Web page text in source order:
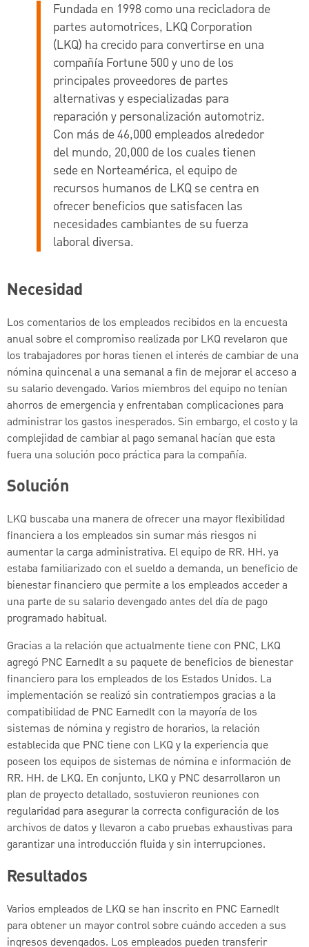
Fundada en 1998 como una recicladora de
partes automotrices, LKQ Corporation
(LKQ) ha crecido para convertirse en una
compañía Fortune 500 y uno de los
principales proveedores de partes
alternativas y especializadas para
reparación y personalización automotriz.
Con más de 46,000 empleados alrededor
del mundo, 20,000 de los cuales tienen
sede en Norteamérica, el equipo de
recursos humanos de LKQ se centra en
ofrecer beneficios que satisfacen las
necesidades cambiantes de su fuerza
laboral diversa.
Necesidad
Los comentarios de los empleados recibidos en la encuesta
anual sobre el compromiso realizada por LKQ revelaron que
los trabajadores por horas tienen el interés de cambiar de una
nómina quincenal a una semanal a fin de mejorar el acceso a
su salario devengado. Varios miembros del equipo no tenían
ahorros de emergencia y enfrentaban complicaciones para
administrar los gastos inesperados. Sin embargo, el costo y la
complejidad de cambiar al pago semanal hacían que esta
fuera una solución poco práctica para la compañía.
Solución
LKQ buscaba una manera de ofrecer una mayor flexibilidad
financiera a los empleados sin sumar más riesgos ni
aumentar la carga administrativa. El equipo de RR. HH. ya
estaba familiarizado con el sueldo a demanda, un beneficio de
bienestar financiero que permite a los empleados acceder a
una parte de su salario devengado antes del día de pago
programado habitual.
Gracias a la relación que actualmente tiene con PNC, LKQ
agregó PNC EarnedIt a su paquete de beneficios de bienestar
financiero para los empleados de los Estados Unidos. La
implementación se realizó sin contratiempos gracias a la
compatibilidad de PNC EarnedIt con la mayoría de los
sistemas de nómina y registro de horarios, la relación
establecida que PNC tiene con LKQ y la experiencia que
poseen los equipos de sistemas de nómina e información de
RR. HH. de LKQ. En conjunto, LKQ y PNC desarrollaron un
plan de proyecto detallado, sostuvieron reuniones con
regularidad para asegurar la correcta configuración de los
archivos de datos y llevaron a cabo pruebas exhaustivas para
garantizar una introducción fluida y sin interrupciones.
Resultados
Varios empleados de LKQ se han inscrito en PNC EarnedIt
para obtener un mayor control sobre cuándo acceden a sus
ingresos devengados. Los empleados pueden transferir